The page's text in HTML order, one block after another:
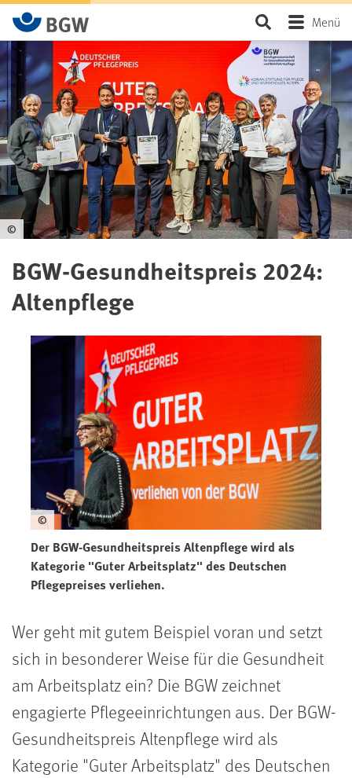
Zum Hauptinhalt springen SeiteMenü
©
BGW-Gesundheitspreis 2024:
Altenpflege
©
Der BGW-Gesundheitspreis Altenpflege wird als
Kategorie "Guter Arbeitsplatz" des Deutschen
Pflegepreises verliehen.
Wer geht mit gutem Beispiel voran und setzt
sich in besonderer Weise für die Gesundheit
am Arbeitsplatz ein? Die BGW zeichnet
engagierte Pflegeeinrichtungen aus. Der BGW-
Gesundheitspreis Altenpflege wird als
Kategorie "Guter Arbeitsplatz" des Deutschen